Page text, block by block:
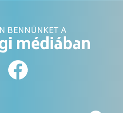
BENNÜNKET A
médiában